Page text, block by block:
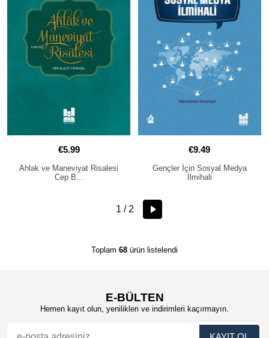
€5.99
Ahlak ve Maneviyat Risalesi
Cep B...
€9.49
Gençler İçin Sosyal Medya
İlmihali
1 / 2
Toplam 68 ürün listelendi
E-BÜLTEN
Hemen kayıt olun, yenilikleri ve indirimleri kaçırmayın.